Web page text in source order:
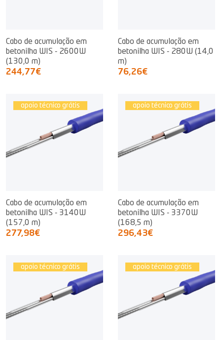
Cabo de acumulação em
betonilha WIS - 2600W
(130,0 m)
244,77€
Cabo de acumulação em
betonilha WIS - 280W (14,0
m)
76,26€
apoio técnico grátis
Cabo de acumulação em
betonilha WIS - 3140W
(157,0 m)
277,98€
apoio técnico grátis
Cabo de acumulação em
betonilha WIS - 3370W
(168,5 m)
296,43€
apoio técnico grátis apoio técnico grátis